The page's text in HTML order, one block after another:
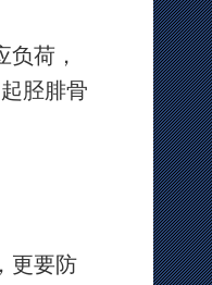
荷，
胫腓骨
更要防